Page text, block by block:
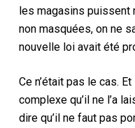
les magasins puissent
non masquées, on ne
nouvelle loi avait été
Ce n’était pas le cas. Et
complexe qu’il ne l’a
dire qu’il ne faut pas